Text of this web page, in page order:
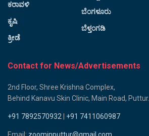
ಕರಾವಳಿ
ಕೃಷಿ
ಕ್ರೀಡೆ
ಬೆಂಗಳೂರು
ಬೆಳ್ತಂಗಡಿ
Contact for News/Advertisements
2nd Floor, Shree Krishna Complex,
Behind Kanavu Skin Clinic, Main Road, Puttur.
+91 7892570932 +91 7411060987